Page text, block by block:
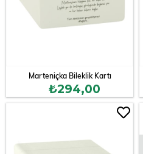
Marteniçka Bileklik Kartı
₺294,00